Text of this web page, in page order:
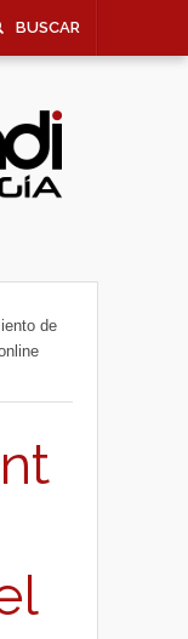
BUSCAR
de